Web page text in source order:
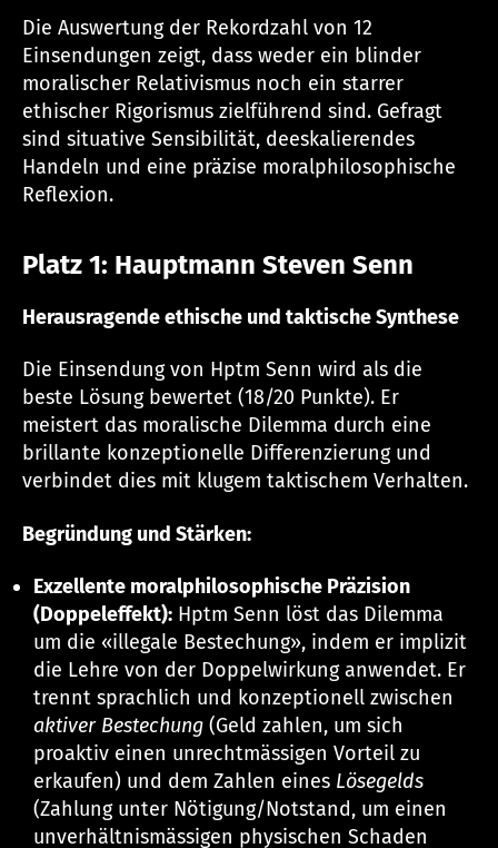
Die Auswertung der Rekordzahl von 12
Einsendungen zeigt, dass weder ein blinder
moralischer Relativismus noch ein starrer
ethischer Rigorismus zielführend sind. Gefragt
sind situative Sensibilität, deeskalierendes
Handeln und eine präzise moralphilosophische
Reflexion.
Platz 1: Hauptmann Steven Senn
Herausragende ethische und taktische Synthese
Die Einsendung von Hptm Senn wird als die
beste Lösung bewertet (18/20 Punkte). Er
meistert das moralische Dilemma durch eine
brillante konzeptionelle Differenzierung und
verbindet dies mit klugem taktischem Verhalten.
Begründung und Stärken:
Exzellente moralphilosophische Präzision
(Doppeleffekt): Hptm Senn löst das Dilemma
um die «illegale Bestechung», indem er implizit
die Lehre von der Doppelwirkung anwendet. Er
trennt sprachlich und konzeptionell zwischen
aktiver Bestechung (Geld zahlen, um sich
proaktiv einen unrechtmässigen Vorteil zu
erkaufen) und dem Zahlen eines Lösegelds
(Zahlung unter Nötigung/Notstand, um einen
unverhältnismässigen physischen Schaden